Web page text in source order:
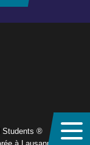
Students ®